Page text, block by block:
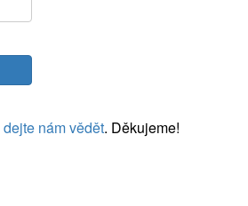
dejte nám vědět. Děkujeme!